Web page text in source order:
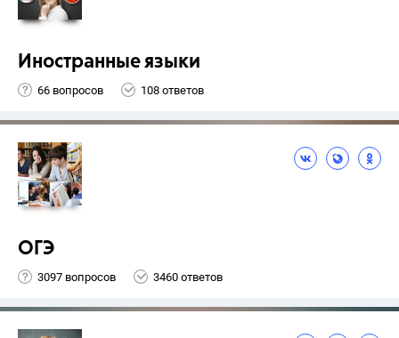
Иностранные языки
66 вопросов 108 ответов
ОГЭ
3097 вопросов 3460 ответов